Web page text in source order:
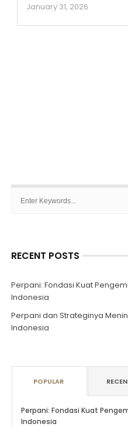
January 31, 2026
RECENT POSTS
Perpani: Fondasi Kuat
Indonesia
Perpani dan Strateginya
Indonesia
POPULAR
Perpani: Fondasi Kuat
Indonesia